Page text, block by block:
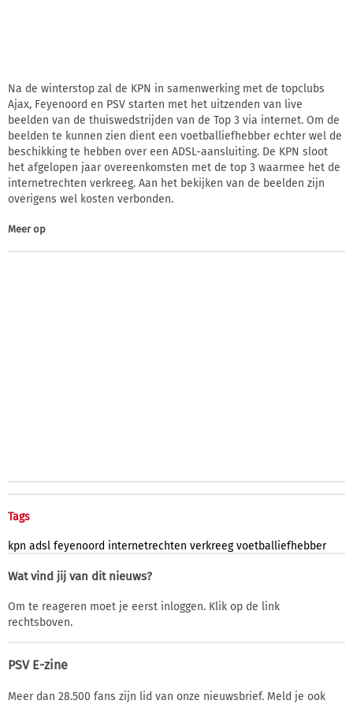
Na de winterstop zal de KPN in samenwerking met de topclubs
Ajax, Feyenoord en PSV starten met het uitzenden van live
beelden van de thuiswedstrijden van de Top 3 via internet. Om de
beelden te kunnen zien dient een voetballiefhebber echter wel de
beschikking te hebben over een ADSL-aansluiting. De KPN sloot
het afgelopen jaar overeenkomsten met de top 3 waarmee het de
internetrechten verkreeg. Aan het bekijken van de beelden zijn
overigens wel kosten verbonden.
Meer op
Tags
kpn adsl feyenoord internetrechten verkreeg voetballiefhebber
Wat vind jij van dit nieuws?
Om te reageren moet je eerst inloggen. Klik op de link
rechtsboven.
PSV E-zine
Meer dan 28.500 fans zijn lid van onze nieuwsbrief. Meld je ook